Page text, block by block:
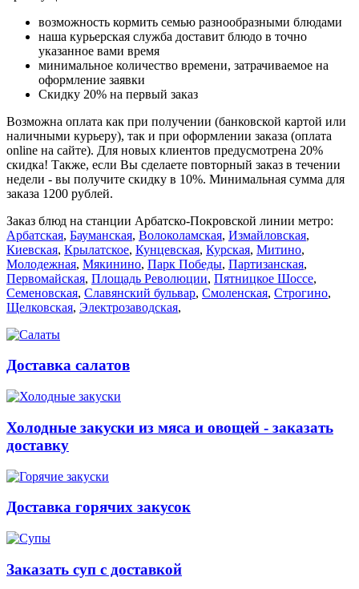
возможность кормить семью разнообразными блюдами
наша курьерская служба доставит блюдо в точно
указанное вами время
минимальное количество времени, затрачиваемое на
оформление заявки
Скидку 20% на первый заказ
Возможна оплата как при получении (банковской картой или
наличными курьеру), так и при оформлении заказа (оплата
online на сайте). Для новых клиентов предусмотрена 20%
скидка! Также, если Вы сделаете повторный заказ в течении
недели - вы получите скидку в 10%. Минимальная сумма для
заказа 1200 рублей.
Заказ блюд на станции Арбатско-Покровской линии метро:
Арбатская, Бауманская, Волоколамская, Измайловская,
Киевская, Крылатское, Кунцевская, Курская, Митино,
Молодежная, Мякинино, Парк Победы, Партизанская,
Первомайская, Площадь Революции, Пятницкое Шоссе,
Семеновская, Славянский бульвар, Смоленская, Строгино,
Щелковская, Электрозаводская,
Доставка салатов
Холодные закуски из мяса и овощей - заказать
доставку
Доставка горячих закусок
Заказать суп с доставкой